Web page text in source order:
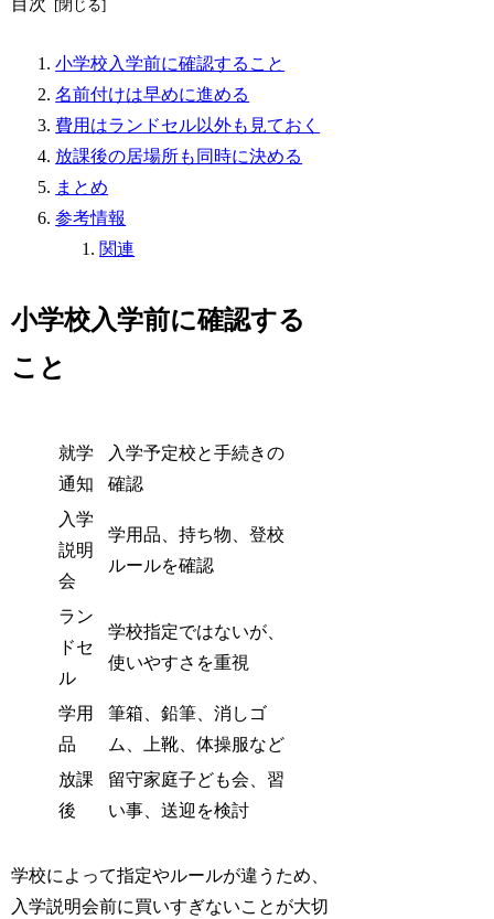
目次
小学校入学前に確認すること
名前付けは早めに進める
費用はランドセル以外も見ておく
放課後の居場所も同時に決める
まとめ
参考情報
関連
小学校入学前に確認する
こと
就学
通知
入学予定校と手続きの
確認
入学
説明
会
学用品、持ち物、登校
ルールを確認
ラン
ドセ
ル
学校指定ではないが、
使いやすさを重視
学用
品
筆箱、鉛筆、消しゴ
ム、上靴、体操服など
放課
後
留守家庭子ども会、習
い事、送迎を検討
学校によって指定やルールが違うため、
入学説明会前に買いすぎないことが大切